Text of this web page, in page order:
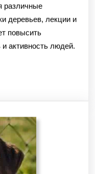
различные
деревьев, лекции и
повысить
активность людей.